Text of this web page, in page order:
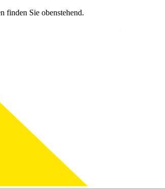
finden Sie obenstehend.